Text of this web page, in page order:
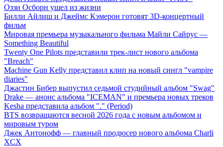
Оззи Осборн ушел из жизни
Билли Айлиш и Джеймс Кэмерон готовят 3D-концертный
фильм
Мировая премьера музыкального фильма Майли Сайрус —
Something Beautiful
Twenty One Pilots представили трек-лист нового альбома
"Breach"
Machine Gun Kelly представил клип на новый сингл "vampire
diaries"
Джастин Бибер выпустил седьмой студийный альбом "Swag"
Drake — анонс альбома "ICEMAN" и премьера новых треков
Kesha представила альбом "." (Period)
BTS возвращаются весной 2026 года с новым альбомом и
мировым туром
Джек Антонофф — главный продюсер нового альбома Charli
XCX